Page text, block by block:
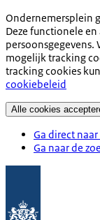
Ondernemersplein
Deze functionele
persoonsgegevens.
mogelijk tracking
tracking cookies
cookiebeleid
Alle cookies
Ga direct
Ga naar de